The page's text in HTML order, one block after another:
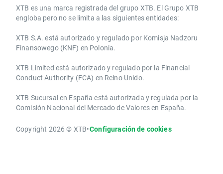
​​XTB es una marca registrada del grupo XTB. El Grupo XTB
engloba pero no se limita a las siguientes entidades:
XTB S.A.​ está autorizado y regulado por Komisja Nadzoru
Finansowego (KNF) ​en Polonia.
XTB Limited ​está autorizado y regulado por la ​Financial
Conduct Authority ​(FCA) en ​​Reino Unido.
XTB Sucursal en España está autorizada y regulada por la
Comisión Nacional del Mercado de Valores en España.
Copyright 2026 © XTB•Configuración de cookies